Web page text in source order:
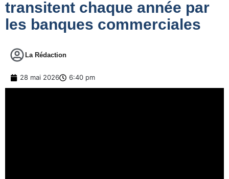
transitent chaque année par
les banques commerciales
La Rédaction
28 mai 2026 6:40 pm